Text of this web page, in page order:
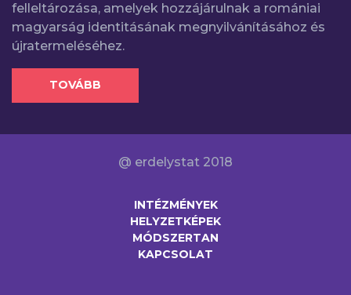
felleltározása, amelyek hozzájárulnak a romániai
magyarság identitásának megnyilvánításához és
újratermeléséhez.
TOVÁBB
@ erdelystat 2018
INTÉZMÉNYEK
HELYZETKÉPEK
MÓDSZERTAN
KAPCSOLAT